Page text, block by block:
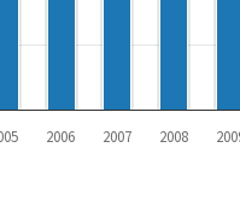
2006 2007 2008